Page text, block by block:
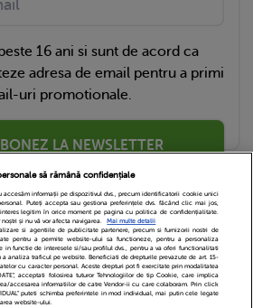
16 ani si sunt de acord ca
adresa de email pentru a primi
uri promotionale.
LA NEWSLETTER
Newsletter Contact
să rămână confidențiale
accesăm informații pe dispozitivul dvs., precum identificatorii cookie unici
Puteți accepta sau gestiona preferințele dvs. făcând clic mai jos,
legitim în orice moment pe pagina cu politica de confidențialitate.
și nu vă vor afecta navigarea.
Mai multe detalii
si agentiile de publicitate partenere, precum si furnizorii nostri de
pentru a permite website-ului sa functioneze, pentru a personaliza
in functie de interesele si/sau profilul dvs., pentru a va oferi functionalitati
analiza traficul pe website. Beneficiati de drepturile prevazute de art. 15-
cu caracter personal. Aceste drepturi pot fi exercitate prin modalitatea
acceptati folosirea tuturor Tehnologiilor de tip Cookie, care implica
accesarea informatiilor de catre Vendor-ii cu care colaboram. Prin click
puteti schimba preferintele in mod individual, mai putin cele legate
website-ului.